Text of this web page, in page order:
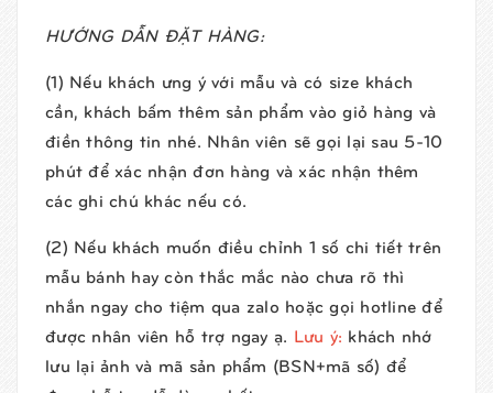
HƯỚNG DẪN ĐẶT HÀNG:
(1) Nếu khách ưng ý với mẫu và có size khách
cần, khách bấm thêm sản phẩm vào giỏ hàng và
điền thông tin nhé. Nhân viên sẽ gọi lại sau 5-10
phút để xác nhận đơn hàng và xác nhận thêm
các ghi chú khác nếu có.
(2) Nếu khách muốn điều chỉnh 1 số chi tiết trên
mẫu bánh hay còn thắc mắc nào chưa rõ thì
nhắn ngay cho tiệm qua zalo hoặc gọi hotline để
được nhân viên hỗ trợ ngay ạ. Lưu ý: khách nhớ
lưu lại ảnh và mã sản phẩm (BSN+mã số) để